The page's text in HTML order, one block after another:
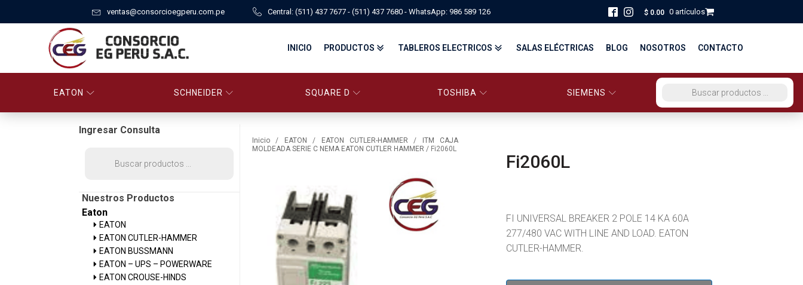
ventas@consorcioegperu.com.pe Central: (511) 437 7677 - (511) 437 7680 - WhatsApp: 986 589 126 $0.00 0 artículos
INICIO PRODUCTOS
INTERRUPTORES TERMOMAGNÉTICOS
MANDO, SEÑALIZACIÓN Y CONTROL
TRANSFORMADORES
CENTRO DE CONTROL DE MOTORES MCC
TABLEROS ELECTRICOS
PANELBOARD, TABLEROS ELÉCTRICOS DISTRIBUCIÓN Y FUERZA
SALAS ELÉCTRICAS BLOG NOSOTROS CONTACTO
EATON SCHNEIDER SQUARE D TOSHIBA SIEMENS BÚSQUEDA DE PRODUCTOS
Ingresar Consulta
Nuestros Productos
Eaton
EATON
EATON CUTLER-HAMMER
EATON BUSSMANN
EATON – UPS – POWERWARE
EATON CROUSE-HINDS
Inicio / EATON / EATON CUTLER-HAMMER /
ITM CAJA
MOLDEADA SERIE C NEMA EATON CUTLER HAMMER / Fi2060L
Fi2060L
FI UNIVERSAL BREAKER 2 POLE 14 KA 60A
277/480 VAC WITH LINE AND LOAD. EATON
CUTLER-HAMMER.